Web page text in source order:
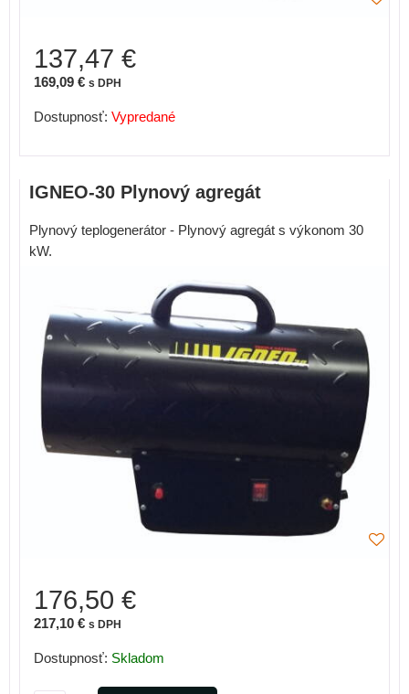
137,47 €
169,09 € s DPH
Dostupnosť: Vypredané
IGNEO-30 Plynový agregát
Plynový teplogenerátor - Plynový agregát s výkonom 30
kW.
176,50 €
217,10 € s DPH
Dostupnosť: Skladom